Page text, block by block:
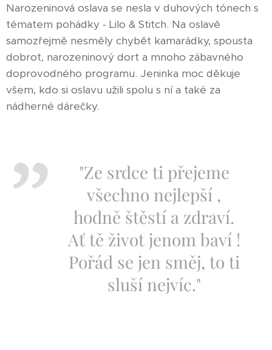
Narozeninová oslava se nesla v duhových tónech s
tématem pohádky - Lilo & Stitch. Na oslavě
samozřejmě nesměly chybět kamarádky, spousta
dobrot, narozeninový dort a mnoho zábavného
doprovodného programu. Jeninka moc děkuje
všem, kdo si oslavu užili spolu s ní a také za
nádherné dárečky.
"Ze srdce ti přejeme
všechno nejlepší ,
hodně štěstí a zdraví.
Ať tě život jenom baví !
Pořád se jen směj, to ti
sluší nejvíc."